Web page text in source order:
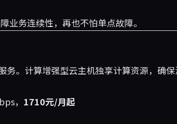
务连续性，再也不怕单点故障。
务。计算增强型云主机独享计算资源，确
， 1710元/月起